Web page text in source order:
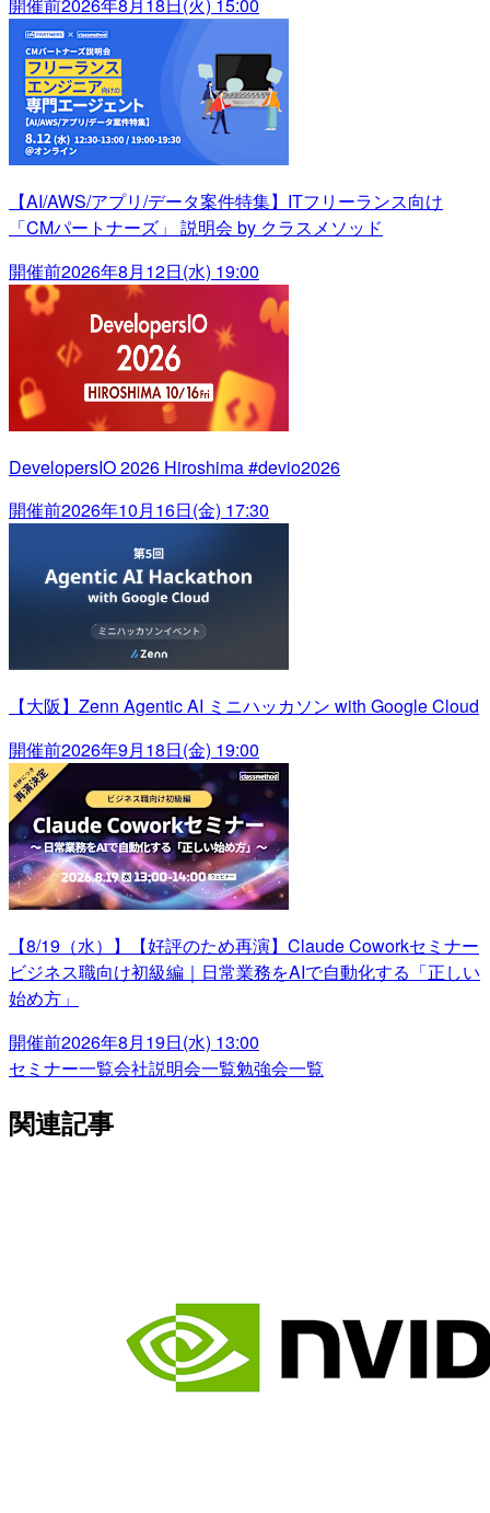
開催前2026年8月18日(火) 15:00
【AI/AWS/アプリ/データ案件特集】ITフリーランス向け
「CMパートナーズ」 説明会 by クラスメソッド
開催前2026年8月12日(水) 19:00
DevelopersIO 2026 Hiroshima #devio2026
開催前2026年10月16日(金) 17:30
【大阪】Zenn Agentic AI ミニハッカソン with Google Cloud
開催前2026年9月18日(金) 19:00
【8/19（水）】【好評のため再演】Claude Coworkセミナー
ビジネス職向け初級編｜日常業務をAIで自動化する「正しい
始め方」
開催前2026年8月19日(水) 13:00
セミナー一覧会社説明会一覧勉強会一覧
関連記事